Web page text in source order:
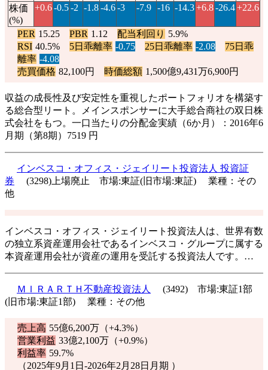
株価
(%)
+0.6-0.5-2 -1.8-4.6-3 -7.9 -16 -14.3+6.8-26.4+22.6
PER 15.25 PBR 1.12 配当利回り 5.9%
RSI 40.5% 5日乖離率 -0.75 25日乖離率 -2.08
75日乖
離率 -4.08
売買価格 82,100円 時価総額 1,500億9,431万6,900円
収益の成長性及び安定性を重視したポートフォリオを構築す
る総合型リート。メインスポンサーに大手総合商社の双日株
式会社をもつ。一口当たりの分配金実績（6か月）：2016年6
月期（第8期）7519 円
インベスコ・オフィス・ジェイリート投資法人 投資証
券
(3298)上場廃止 市場:東証(旧市場:東証) 業種：その
他
インベスコ・オフィス・ジェイリート投資法人は、世界有数
の独立系資産運用会社であるインベスコ・グループに属する
本資産運用会社が資産の運用を受託する投資法人です。…
ＭＩＲＡＲＴＨ不動産投資法人
(3492) 市場:東証1部
(旧市場:東証1部) 業種：その他
売上高 55億6,200万（+4.3%）
営業利益 33億2,100万（+0.9%）
利益率 59.7%
（2025年9月1日-2026年2月28日月期 ）